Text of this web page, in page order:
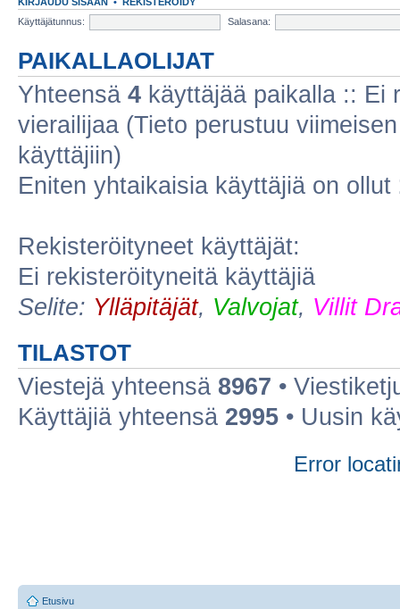
Käyttäjätunnus:
Salasana:
PAIKALLAOLIJAT
Yhteensä 4 käyttäjää paikalla :: Ei
vierailijaa (Tieto perustuu
käyttäjiin)
Eniten yhtaikaisia käyttäjiä on ollut
Rekisteröityneet käyttäjät:
Ei rekisteröityneitä käyttäjiä
Selite: Ylläpitäjät, Valvojat, Villit
TILASTOT
Viestejä yhteensä 8967 •
Käyttäjiä yhteensä 2995 • Uusin
Error
Etusivu